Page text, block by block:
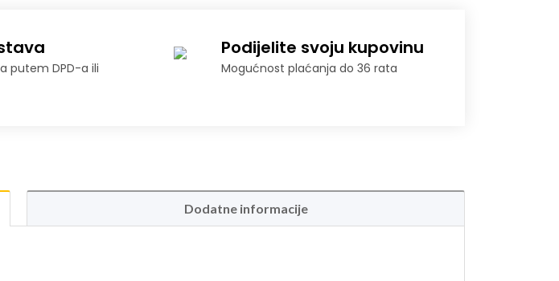
putem DPD-a ili
Podijelite svoju kupovinu
Mogućnost plaćanja do 36 rata
Dodatne informacije